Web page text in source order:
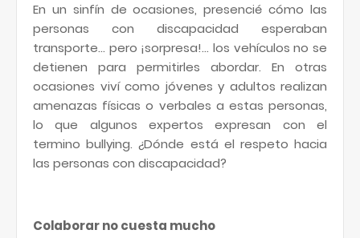
En un sinfín de ocasiones, presencié cómo las
personas con discapacidad esperaban
transporte… pero ¡sorpresa!… los vehículos no se
detienen para permitirles abordar. En otras
ocasiones viví como jóvenes y adultos realizan
amenazas físicas o verbales a estas personas,
lo que algunos expertos expresan con el
termino bullying. ¿Dónde está el respeto hacia
las personas con discapacidad?
Colaborar no cuesta mucho